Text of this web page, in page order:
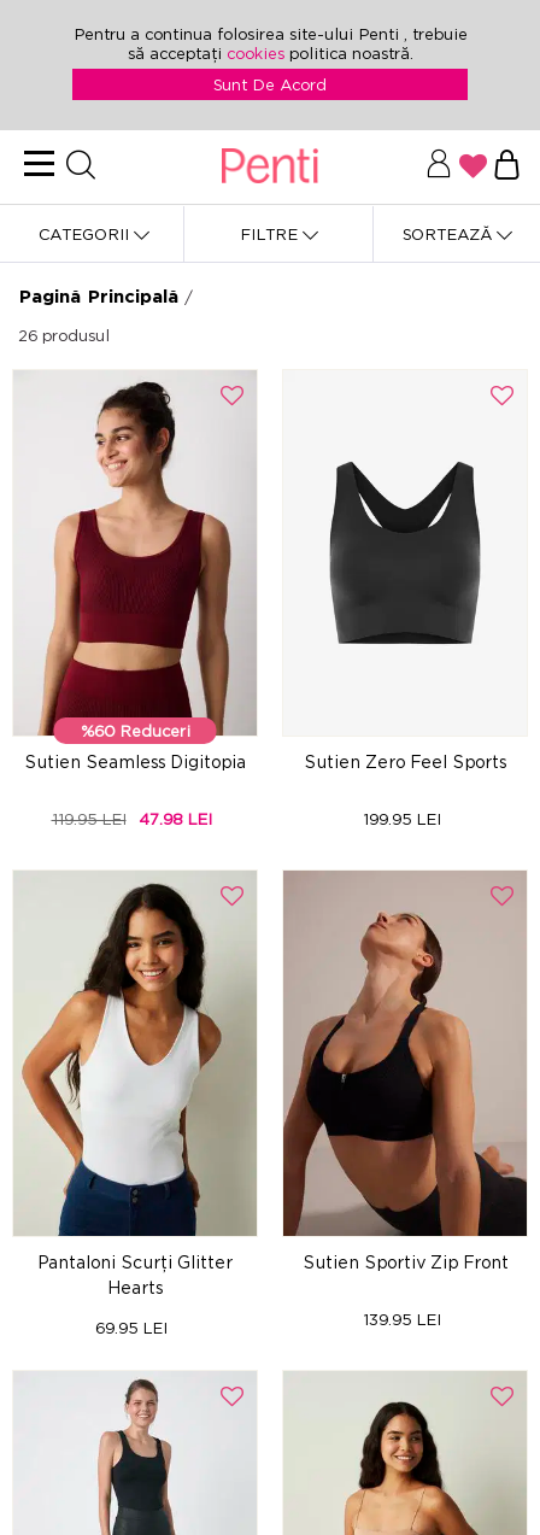
Pentru a continua folosirea site-ului Penti , trebuie
să acceptați cookies politica noastră.
Sunt De Acord
CATEGORII FILTRE SORTEAZĂ
Pagină Principală /
26 produsul
%60 Reduceri
Sutien Seamless Digitopia
119.95 LEI 47.98 LEI
Sutien Zero Feel Sports
199.95 LEI
Pantaloni Scurți Glitter
Hearts
69.95 LEI
Sutien Sportiv Zip Front
139.95 LEI